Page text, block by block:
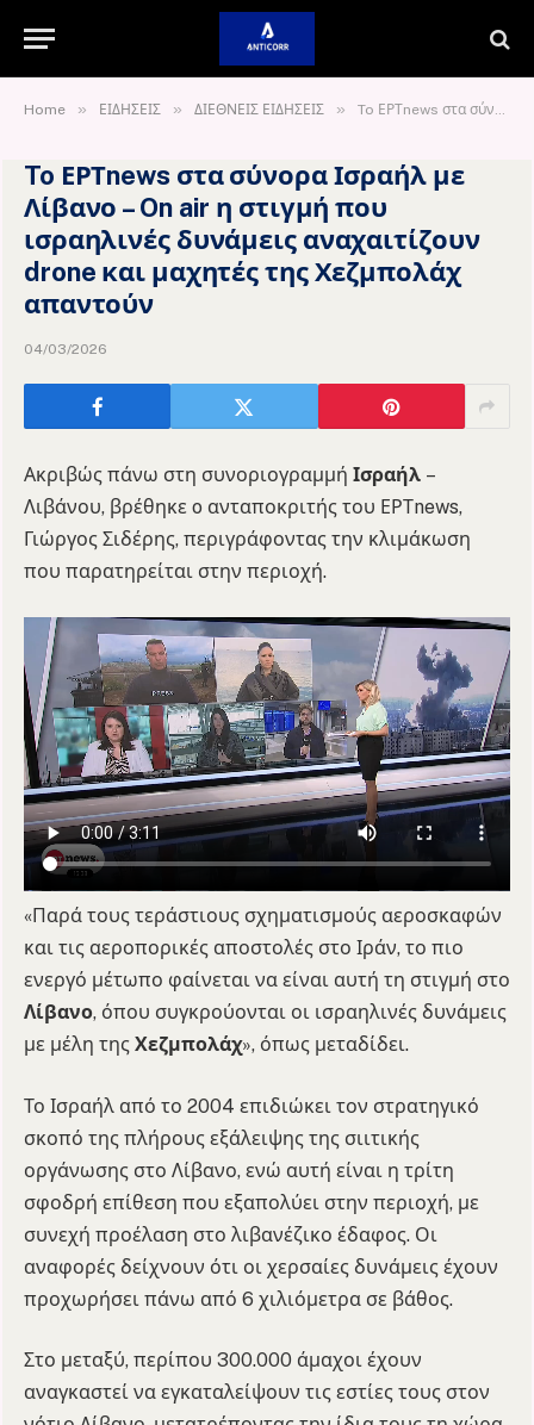
Home » ΕΙΔΗΣΕΙΣ » ΔΙΕΘΝΕΙΣ ΕΙΔΗΣΕΙΣ » To ΕΡΤnews στα σύνορα Ισραήλ με Λίβανο – On air η στιγμή που ισραηλινές δυνάμεις αναχαιτίζουν drone και μαχητές της Χεζμπολάχ απαντούν
To ΕΡΤnews στα σύνορα Ισραήλ με
Λίβανο – On air η στιγμή που
ισραηλινές δυνάμεις αναχαιτίζουν
drone και μαχητές της Χεζμπολάχ
απαντούν
04/03/2026
Ακριβώς πάνω στη συνοριογραμμή Ισραήλ –
Λιβάνου, βρέθηκε o ανταποκριτής του ΕΡΤnews,
Γιώργος Σιδέρης, περιγράφοντας την κλιμάκωση
που παρατηρείται στην περιοχή.
«Παρά τους τεράστιους σχηματισμούς αεροσκαφών
και τις αεροπορικές αποστολές στο Ιράν, το πιο
ενεργό μέτωπο φαίνεται να είναι αυτή τη στιγμή στο
Λίβανο, όπου συγκρούονται οι ισραηλινές δυνάμεις
με μέλη της Χεζμπολάχ», όπως μεταδίδει.
Το Ισραήλ από το 2004 επιδιώκει τον στρατηγικό
σκοπό της πλήρους εξάλειψης της σιιτικής
οργάνωσης στο Λίβανο, ενώ αυτή είναι η τρίτη
σφοδρή επίθεση που εξαπολύει στην περιοχή, με
συνεχή προέλαση στο λιβανέζικο έδαφος. Οι
αναφορές δείχνουν ότι οι χερσαίες δυνάμεις έχουν
προχωρήσει πάνω από 6 χιλιόμετρα σε βάθος.
Στο μεταξύ, περίπου 300.000 άμαχοι έχουν
αναγκαστεί να εγκαταλείψουν τις εστίες τους στον